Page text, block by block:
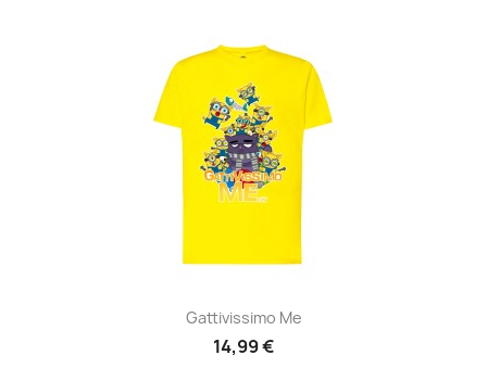
Gattivissimo Me
14,99 €